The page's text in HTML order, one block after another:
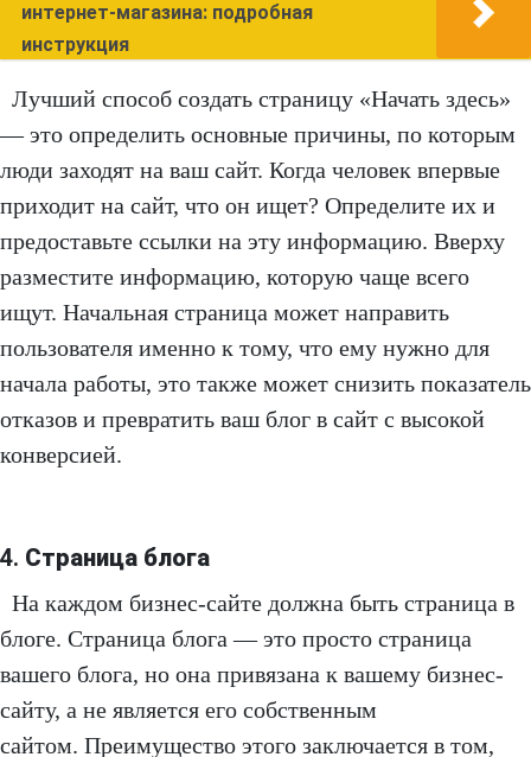
интернет-магазина: подробная
инструкция
Лучший способ создать страницу «Начать здесь»
— это определить основные причины, по которым
люди заходят на ваш сайт. Когда человек впервые
приходит на сайт, что он ищет? Определите их и
предоставьте ссылки на эту информацию. Вверху
разместите информацию, которую чаще всего
ищут. Начальная страница может направить
пользователя именно к тому, что ему нужно для
начала работы, это также может снизить показатель
отказов и превратить ваш блог в сайт с высокой
конверсией.
4. Страница блога
На каждом бизнес-сайте должна быть страница в
блоге. Страница блога — это просто страница
вашего блога, но она привязана к вашему бизнес-
сайту, а не является его собственным
сайтом. Преимущество этого заключается в том,